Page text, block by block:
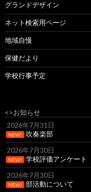
グランドデザイン
ネット検索用ページ
地域自慢
保健だより
学校行事予定
<>お知らせ
2026年7月31日
NEW!
吹奏楽部
2026年7月30日
NEW!
学校評価アンケート
2026年7月30日
NEW!
部活動について